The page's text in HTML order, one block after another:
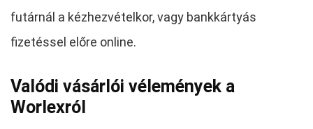
futárnál a kézhezvételkor, vagy bankkártyás
fizetéssel előre online.
Valódi vásárlói vélemények a
Worlexról